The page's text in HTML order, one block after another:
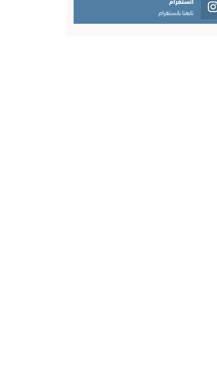
تابعنا بانستغرام